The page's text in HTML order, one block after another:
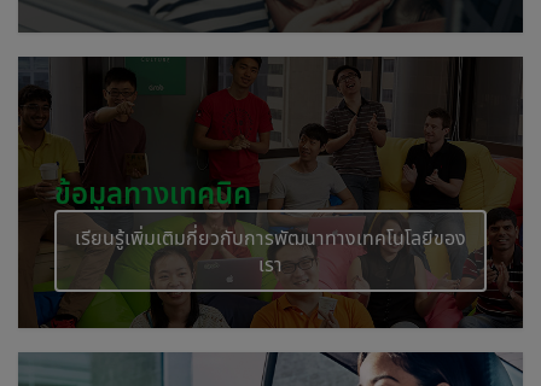
ข้อมูลทางเทคนิค
เรียนรู้เพิ่มเติมกี่ยวกับการพัฒนาทางเทคโนโลยีของ
เรา